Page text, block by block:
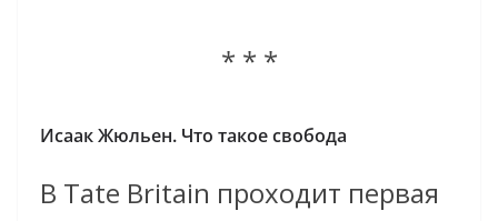
* * *
Исаак Жюльен. Что такое свобода
В Tate Britain проходит первая